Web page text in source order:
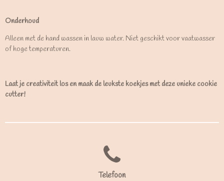
Onderhoud
Alleen met de hand wassen in lauw water. Niet geschikt voor vaatwasser
of hoge temperaturen.
Laat je creativiteit los en maak de leukste koekjes met deze unieke cookie
cutter!
Telefoon